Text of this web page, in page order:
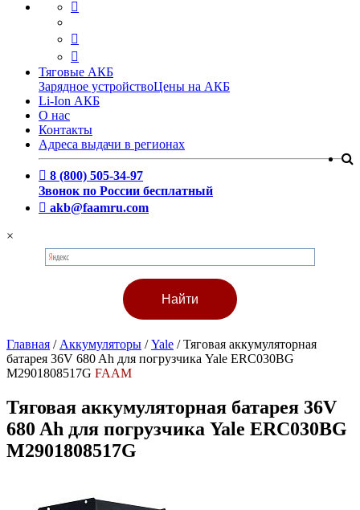
Тяговые АКБ
Зарядное устройствоЦены на АКБ
Li-Ion АКБ
О нас
Контакты
Адреса выдачи в регионах
8 (800) 505-34-97
Звонок по России бесплатный
akb@faamru.com
×
Главная / Аккумуляторы /Yale /Тяговая аккумуляторная
батарея 36V 680 Ah для погрузчика Yale ERC030BG
M2901808517G FAAM
Тяговая аккумуляторная батарея 36V
680 Ah для погрузчика Yale ERC030BG
M2901808517G